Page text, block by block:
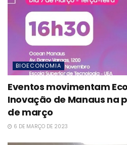
BIOECONOMIA
Eventos movimentam
Inovação de Manaus na
de março
6 DE MARÇO DE 2023